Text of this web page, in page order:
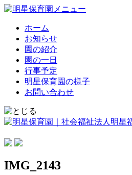
ホーム
お知らせ
園の紹介
園の一日
行事予定
明星保育園の様子
お問い合わせ
IMG_2143